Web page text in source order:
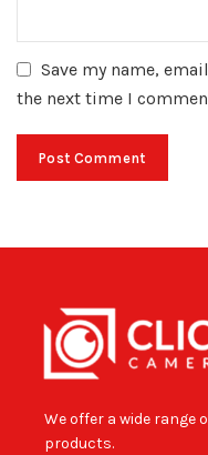
Save my name,
the next time I
We offer a wide range
products.